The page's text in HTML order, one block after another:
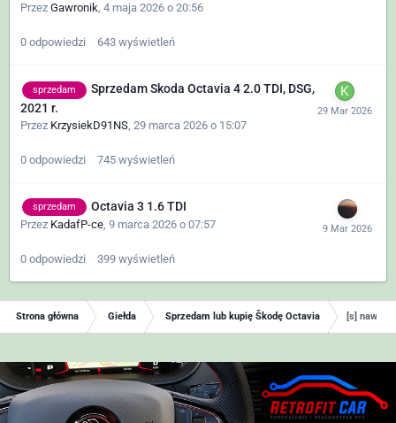
Przez Gawronik, 4 maja 2026 o 20:56
0 odpowiedzi 643 wyświetleń
sprzedam
Sprzedam Skoda Octavia 4 2.0 TDI, DSG,
2021 r.
Przez KrzysiekD91NS 29 marca 2026 o 15:07
0 odpowiedzi 745 wyświetleń
sprzedam Octavia 3 1.6 TDI
Przez KadafP-ce 9 marca 2026 o 07:57
0 odpowiedzi 399 wyświetleń
Strona główna Giełda Sprzedam lub kupię Škodę Octavia [s]